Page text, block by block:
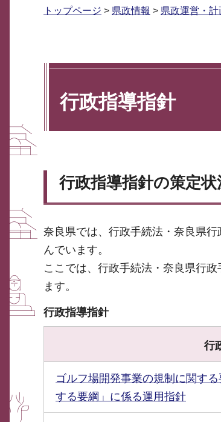
トップページ > 県政情報 > 県政運営・計
行政指導指針
行政指導指針の策定状
奈良県では、行政手続法・奈良県
んでいます。
ここでは、行政手続法・奈良県行
ます。
行政指導指針
行
ゴルフ場開発事業の規制に関す
する要綱」に係る運用指針